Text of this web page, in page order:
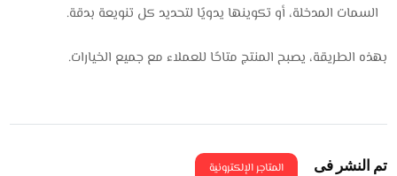
السمات المدخلة، أو تكوينها يدويًا لتحديد كل تنويعة بدقة.
بهذه الطريقة، يصبح المنتج متاحًا للعملاء مع جميع الخيارات.
تم النشر فى المتاجر الإلكترونية